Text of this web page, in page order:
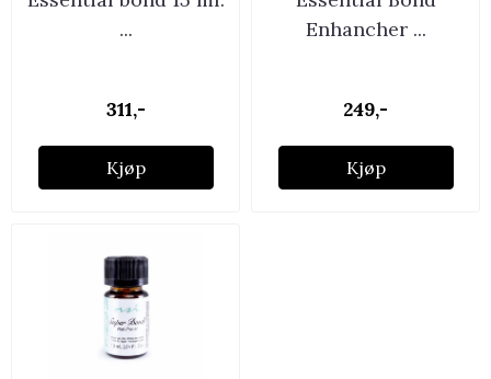
...
311,-
Kjøp
Enhancher ...
249,-
Kjøp